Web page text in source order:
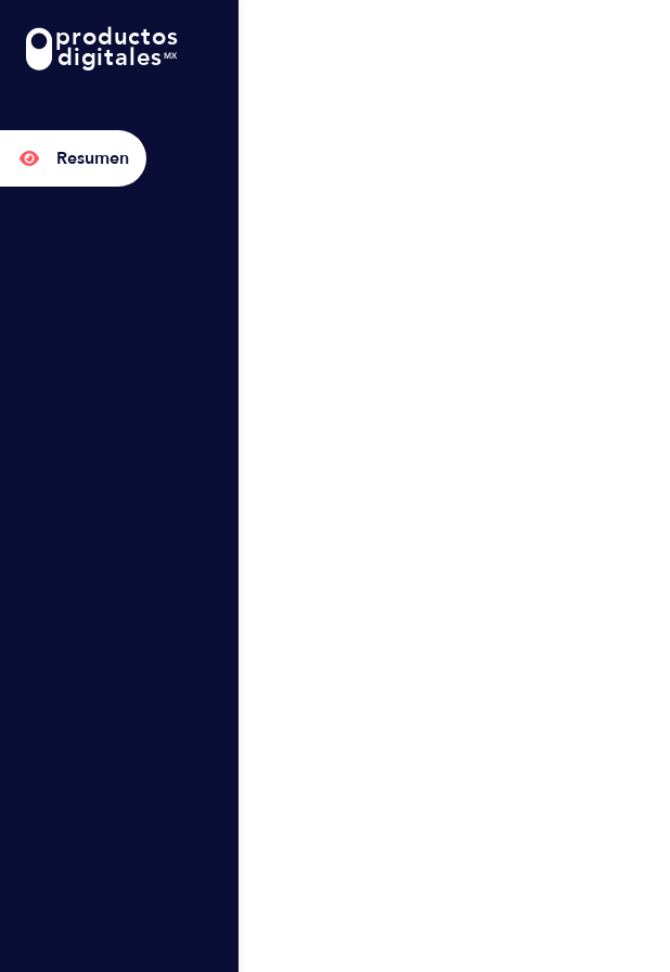
productos
digitalesMX
 Resumen